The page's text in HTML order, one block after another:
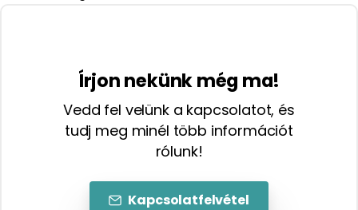
Írjon nekünk még ma!
Vedd fel velünk a kapcsolatot, és
tudj meg minél több információt
rólunk!
Kapcsolatfelvétel